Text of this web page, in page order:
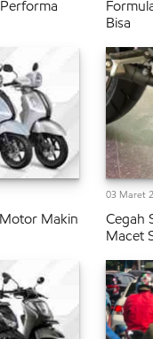
Bisa
Makin
03 Maret
Cegah
Macet